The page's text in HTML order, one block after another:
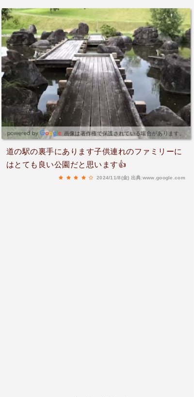
画像は著作権で保護されている場合があります。
道の駅の裏手にあります子供連れのファミリーに
はとても良い公園だと思います👍
2024/11/8(金) 出典:www.google.com